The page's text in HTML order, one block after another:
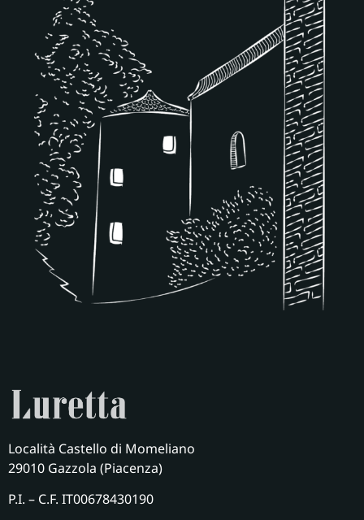
Località Castello di Momeliano
29010 Gazzola (Piacenza)
P.I. – C.F. IT00678430190